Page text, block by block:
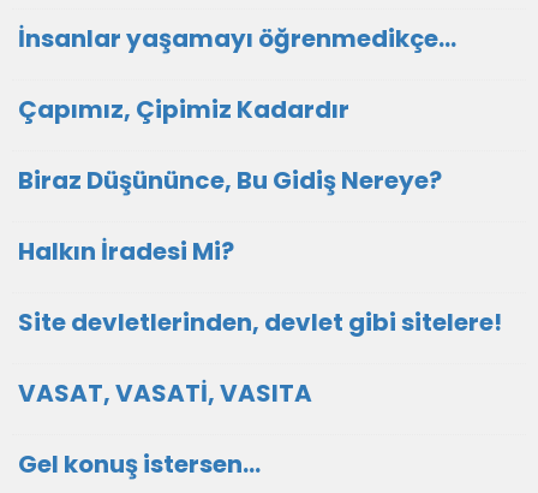
İnsanlar yaşamayı öğrenmedikçe...
Çapımız, Çipimiz Kadardır
Biraz Düşününce, Bu Gidiş Nereye?
Halkın İradesi Mi?
Site devletlerinden, devlet gibi sitelere!
VASAT, VASATİ, VASITA
Gel konuş istersen...